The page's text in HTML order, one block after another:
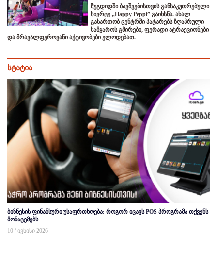
ზუგდიდში ბავშვებისთვის განსაკუთრებული
სივრცე „Happy Peppi” გაიხსნა. ახალ
გასართობ ცენტრში პატარებს ზღაპრული
სამყაროს გმირები, ფერადი ატრაქციონები
და მრავალფეროვანი აქტივობები ელოდებათ.
სტატია
ბიზნესის ფინანსური უსაფრთხოება: როგორ იცავს POS პროგრამა თქვენს
მონაცემებს
10 / ივნისი 2026